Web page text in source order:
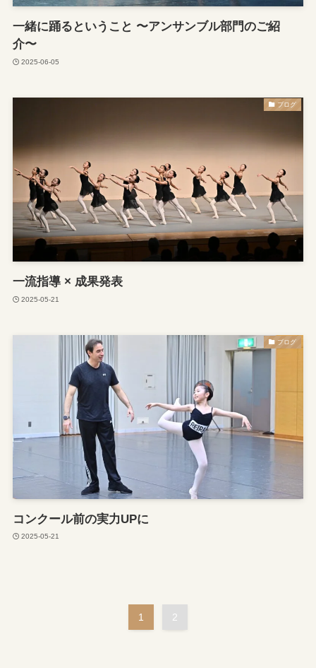
一緒に踊るということ 〜アンサンブル部門のご紹
介〜
2025-06-05
ブログ
一流指導 × 成果発表
2025-05-21
ブログ
コンクール前の実力UPに
2025-05-21
1 2